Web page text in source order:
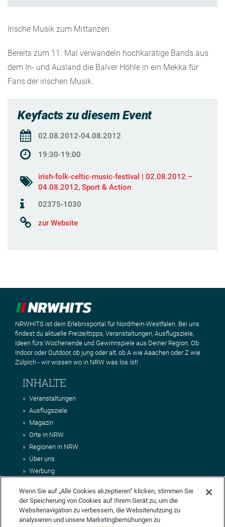
Irische Musik zum Mittanzen.
Bereits zum 11. Mal verwandeln hochkarätige Bands aus
dem In- und Ausland die Balver Höhle in ein Mekka für
Fans der irischen Musik.
Keyfacts zu diesem Event
02.08.2012-04.08.2012
19:30-19:00
irish-folk-celtic-music-festival | 02.08.2012 –
04.08.2012, Sport & Action
02375-1030
zur Website
NRWHITS ist dein Erlebnisportal für Nordrhein-Westfalen. Bei uns
findest du aktuelle Freizeittipps, Veranstaltungen, Ausflugsziele,
Ideen fürs Wochenende und Gewinnspiele aus Deiner Region. Ob
Indoor oder Outdoor, ob jung oder alt, ob A wie Aaachen oder Z wie
Zülpich - wir wissen wo in NRW was los ist!
INHALTE
Veranstaltungen
Ausflugsziele
Magazin
Orte in NRW
Regionen in NRW
Über uns
Werbung
Impressum
AGB
Datenschutz
Wenn Sie auf „Alle Cookies akzeptieren“ klicken, stimmen Sie
der Speicherung von Cookies auf Ihrem Gerät zu, um die
Websitenavigation zu verbessern, die Websitenutzung zu
analysieren und unsere Marketingbemühungen zu